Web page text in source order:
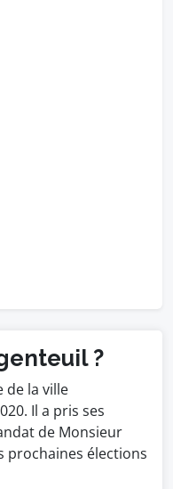
?
de la ville
Il a pris ses
de Monsieur
prochaines élections